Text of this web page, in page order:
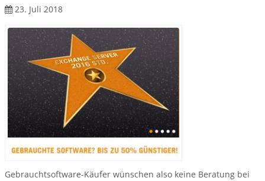
23. Juli 2018
Gebrauchtsoftware-Käufer wünschen also keine Beratung bei